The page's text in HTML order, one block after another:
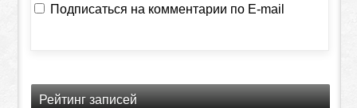
Подписаться на комментарии по E-mail
Рейтинг записей